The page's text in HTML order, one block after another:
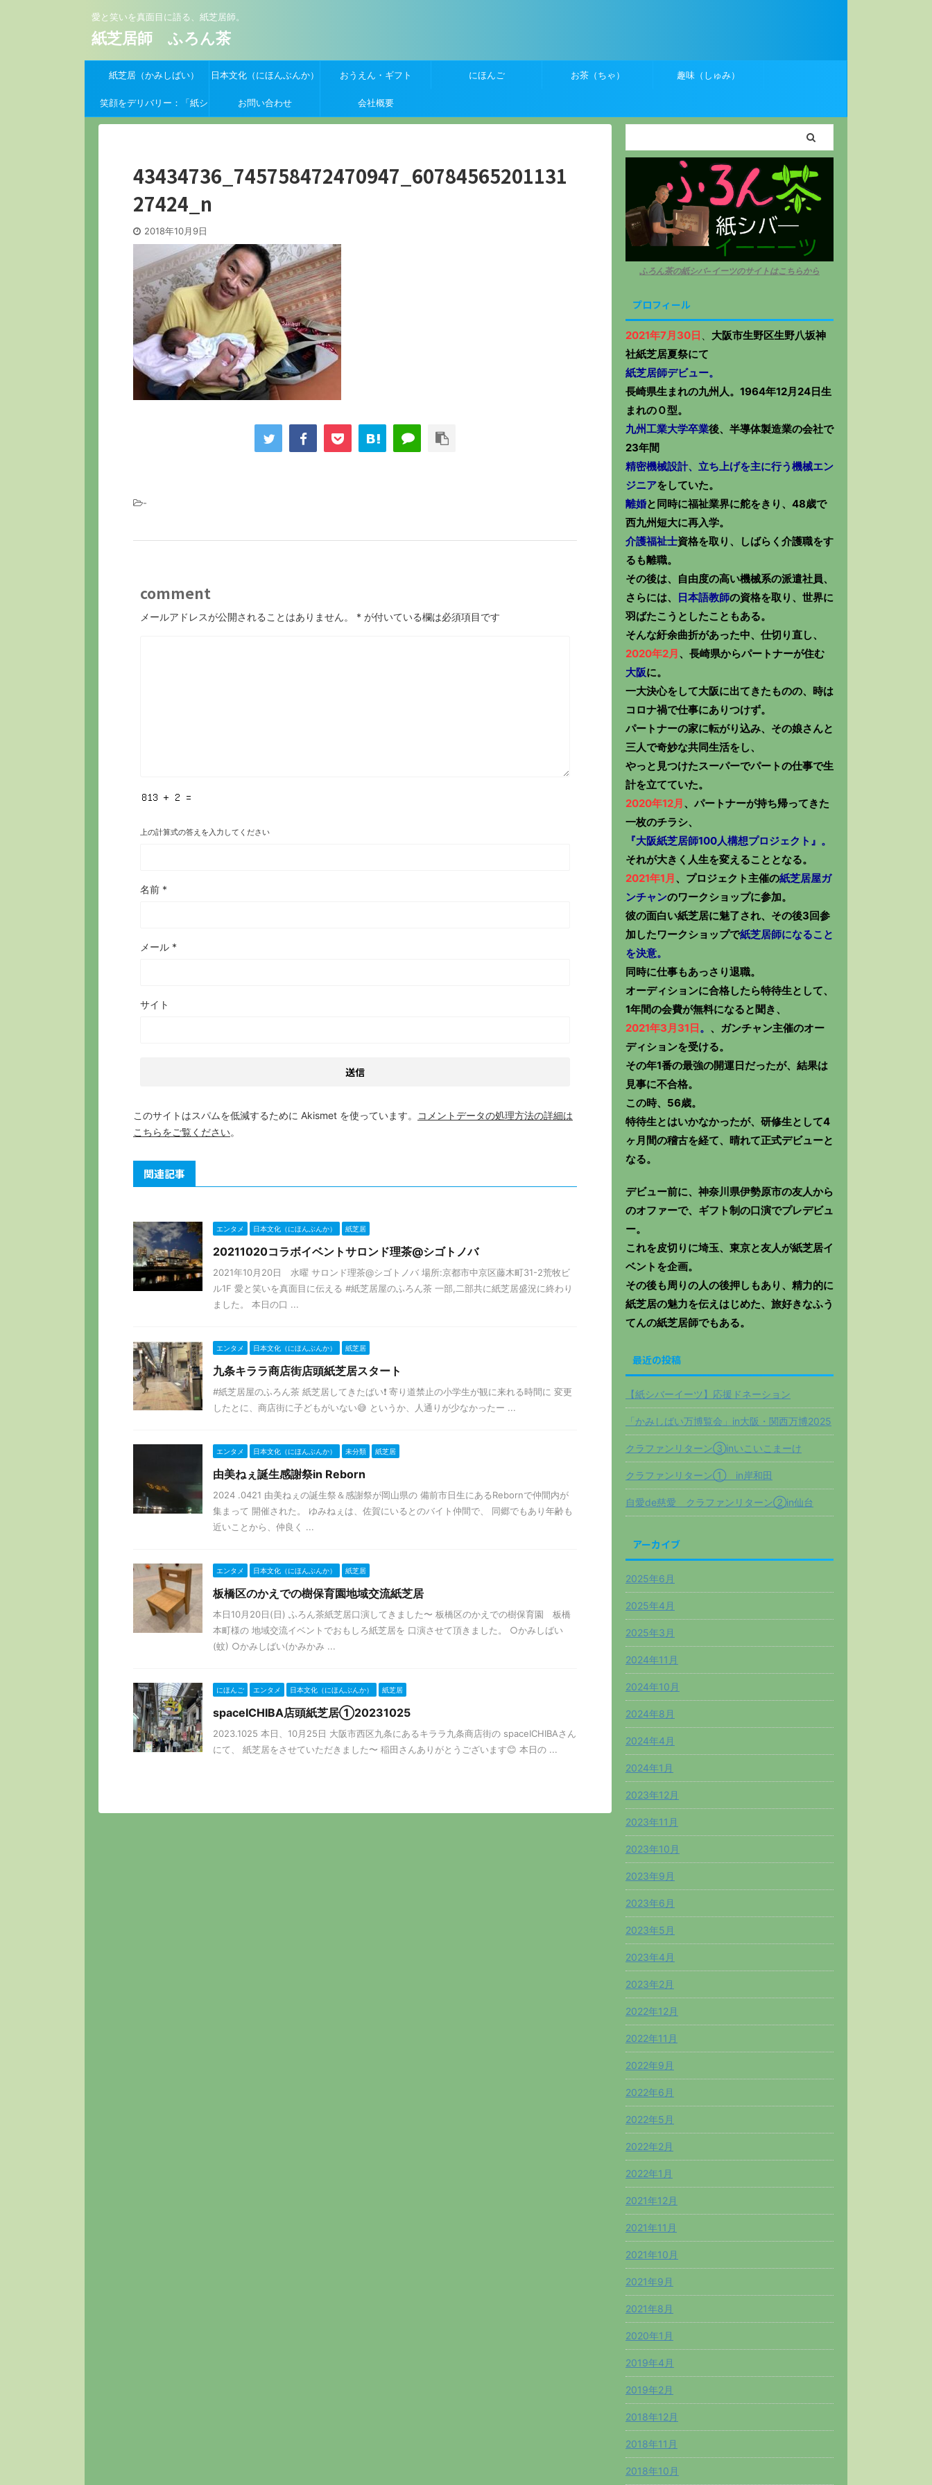
愛と笑いを真面目に語る、紙芝居師。
紙芝居師 ふろん茶
紙芝居（かみしばい） 日本文化（にほんぶんか） おうえん・ギフト にほんご お茶（ちゃ） 趣味（しゅみ）
笑顔をデリバリー：「紙シ お問い合わせ 会社概要
43434736_745758472470947_60784565201131
27424_n
2018年10月9日
-
comment
メールアドレスが公開されることはありません。 * が付いている欄は必須項目です
上の計算式の答えを入力してください
名前 *
メール *
サイト
このサイトはスパムを低減するために Akismet を使っています。
コメントデータの処理方法の詳細は
こちらをご覧ください。
関連記事
エンタメ 日本文化（にほんぶんか） 紙芝居
20211020コラボイベントサロンド理茶@シゴトノバ
2021年10月20日 水曜 サロンド理茶@シゴトノバ 場所:京都市中京区藤木町31-2荒牧ビ
ル1F 愛と笑いを真面目に伝える #紙芝居屋のふろん茶 一部,二部共に紙芝居盛況に終わり
ました。 本日の口 ...
エンタメ 日本文化（にほんぶんか） 紙芝居
九条キララ商店街店頭紙芝居スタート
#紙芝居屋のふろん茶 紙芝居してきたばい❗️ 寄り道禁止の小学生が観に来れる時間に 変更
したとに、商店街に子どもがいない😅 というか、人通りが少なかったー ...
エンタメ 日本文化（にほんぶんか） 未分類 紙芝居
由美ねぇ誕生感謝祭in Reborn
2024 .0421 由美ねぇの誕生祭＆感謝祭が岡山県の 備前市日生にあるRebornで仲間内が
集まって 開催された。 ゆみねぇは、佐賀にいるとのバイト仲間で、 同郷でもあり年齢も
近いことから、仲良く ...
エンタメ 日本文化（にほんぶんか） 紙芝居
板橋区のかえでの樹保育園地域交流紙芝居
本日10月20日(日) ふろん茶紙芝居口演してきました〜 板橋区のかえでの樹保育園 板橋
本町様の 地域交流イベントでおもしろ紙芝居を 口演させて頂きました。 ○かみしばい
(蚊) ○かみしばい(かみかみ ...
にほんご エンタメ 日本文化（にほんぶんか） 紙芝居
spaceICHIBA店頭紙芝居①20231025
2023.1025 本日、10月25日 大阪市西区九条にあるキララ九条商店街の spaceICHIBAさん
にて、 紙芝居をさせていただきました〜 稲田さんありがとうございます😊 本日の ...
ふろん茶の紙シバ−イーツのサイトはこちらから
プロフィール
2021年7月30日 、 大阪市生野区生野八坂神
社紙芝居夏祭にて
紙芝居師デビュー。
長崎県生まれの九州人。1964年12月24日生
まれのＯ型。
九州工業大学卒業後、半導体製造業の会社で
23年間
精密機械設計、立ち上げを主に行う機械エン
ジニアをしていた。
離婚と同時に福祉業界に舵をきり、48歳で
西九州短大に再入学。
介護福祉士資格を取り、しばらく介護職をす
るも離職。
その後は、自由度の高い機械系の派遣社員、
さらには、
日本語教師の資格を取り、世界に
羽ばたこうとしたこともある。
そんな紆余曲折があった中、仕切り直し、
2020年2月、長崎県からパートナーが住む
大阪に。
一大決心をして大阪に出てきたものの、時は
コロナ禍で仕事にありつけず。
パートナーの家に転がり込み、その娘さんと
三人で奇妙な共同生活をし、
やっと見つけたスーパーでパートの仕事で生
計を立てていた。
2020年12月、パートナーが持ち帰ってきた
一枚のチラシ、
『大阪紙芝居師100人構想プロジェクト』。
それが大きく人生を変えることとなる。
2021年1月、プロジェクト主催の紙芝居屋ガ
ンチャンのワークショップに参加。
彼の面白い紙芝居に魅了され、その後3回参
加したワークショップで紙芝居師になること
を決意。
同時に仕事もあっさり退職。
オーディションに合格したら特待生として、
1年間の会費が無料になると聞き、
2021年3月31日。 、ガンチャン主催のオー
ディションを受ける。
その年1番の最強の開運日だったが、結果は
見事に不合格。
この時、56歳。
特待生とはいかなかったが、研修生として4
ヶ月間の稽古を経て、晴れて正式デビューと
なる。
デビュー前に、神奈川県伊勢原市の友人から
のオファーで、ギフト制の口演でプレデビュ
ー。
これを皮切りに埼玉、東京と友人が紙芝居イ
ベントを企画。
その後も周りの人の後押しもあり、精力的に
紙芝居の魅力を伝えはじめた、旅好きなふう
てんの紙芝居師でもある。
最近の投稿
【紙シバーイーツ】応援ドネーション
「かみしばい万博覧会」in大阪・関西万博2025
クラファンリターン③inいこいこまーけ
クラファンリターン① in岸和田
自愛de慈愛 クラファンリターン②in仙台
アーカイブ
2025年6月
2025年4月
2025年3月
2024年11月
2024年10月
2024年8月
2024年4月
2024年1月
2023年12月
2023年11月
2023年10月
2023年9月
2023年6月
2023年5月
2023年4月
2023年2月
2022年12月
2022年11月
2022年9月
2022年6月
2022年5月
2022年2月
2022年1月
2021年12月
2021年11月
2021年10月
2021年9月
2021年8月
2020年1月
2019年4月
2019年2月
2018年12月
2018年11月
2018年10月